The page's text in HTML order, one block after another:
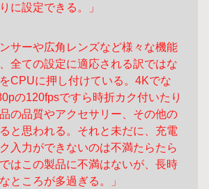
に設定できる。」
サーや広角レンズなど様々な機能
全ての設定に適応される訳ではな
CPUに押し付けている。4Kでな
の120fpsですら時折カク付いたり
の品質やアクセサリー、 その他の
と思われる。それと未だに、充電
入力ができないのは不満たらたら
はこの製品に不満はないが、長時
ところが多過ぎる。」